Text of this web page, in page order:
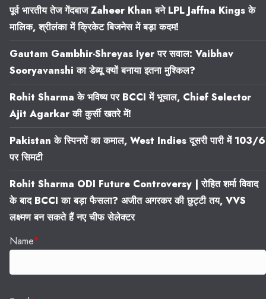
पूर्व भारतीय तेज गेंदबाज Zaheer Khan बने LPL Jaffna Kings के
मालिक, श्रीलंका में क्रिकेट बिजनेस में बड़ा कदम!
Gautam Gambhir-Shreyas Iyer पर सवाल: Vaibhav
Sooryavanshi का डेब्यू क्यों बनाया इतना मुश्किल?
Rohit Sharma के भविष्य पर BCCI में भूचाल, Chief Selector
Ajit Agarkar की कुर्सी खतरे में!
Pakistan के स्पिनरों का कमाल, West Indies दूसरी पारी में 103/6
पर सिमटी
Rohit Sharma ODI Future Controversy | रोहित शर्मा विवाद
के बाद BCCI का बड़ा फैसला? अजीत अगरकर की छुट्टी तय, VVS
लक्ष्मण बन सकते हैं नए चीफ सेलेक्टर
Name*